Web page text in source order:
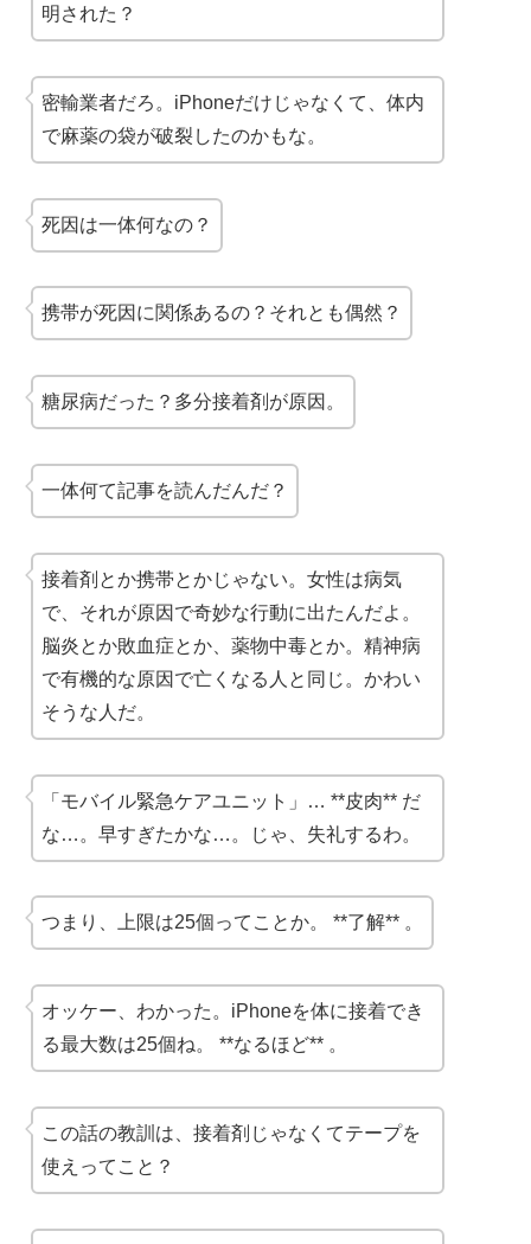
明された？
密輸業者だろ。iPhoneだけじゃなくて、体内
で麻薬の袋が破裂したのかもな。
死因は一体何なの？
携帯が死因に関係あるの？それとも偶然？
糖尿病だった？多分接着剤が原因。
一体何て記事を読んだんだ？
接着剤とか携帯とかじゃない。女性は病気
で、それが原因で奇妙な行動に出たんだよ。
脳炎とか敗血症とか、薬物中毒とか。精神病
で有機的な原因で亡くなる人と同じ。かわい
そうな人だ。
「モバイル緊急ケアユニット」… **皮肉** だ
な…。早すぎたかな…。じゃ、失礼するわ。
つまり、上限は25個ってことか。 **了解** 。
オッケー、わかった。iPhoneを体に接着でき
る最大数は25個ね。 **なるほど** 。
この話の教訓は、接着剤じゃなくてテープを
使えってこと？